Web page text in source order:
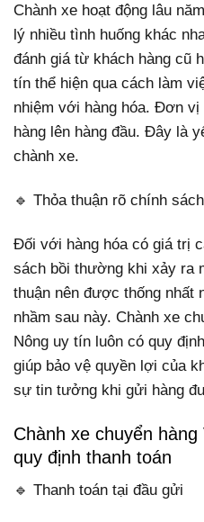
Chành xe hoạt động lâu
lý nhiều tình huống khác
đánh giá từ khách hàng cũ
tín thể hiện qua cách làm
nhiệm với hàng hóa. Đơn
hàng lên hàng đầu. Đây là
chành xe.
🔹 Thỏa thuận rõ chính
Đối với hàng hóa có giá trị
sách bồi thường khi xảy ra
thuận nên được thống nhất
nhầm sau này. Chành xe
Nông uy tín luôn có quy
giúp bảo vệ quyền lợi của
sự tin tưởng khi gửi hàng
Chành xe chuyển
quy định thanh toán
🔹 Thanh toán tại đầu gửi